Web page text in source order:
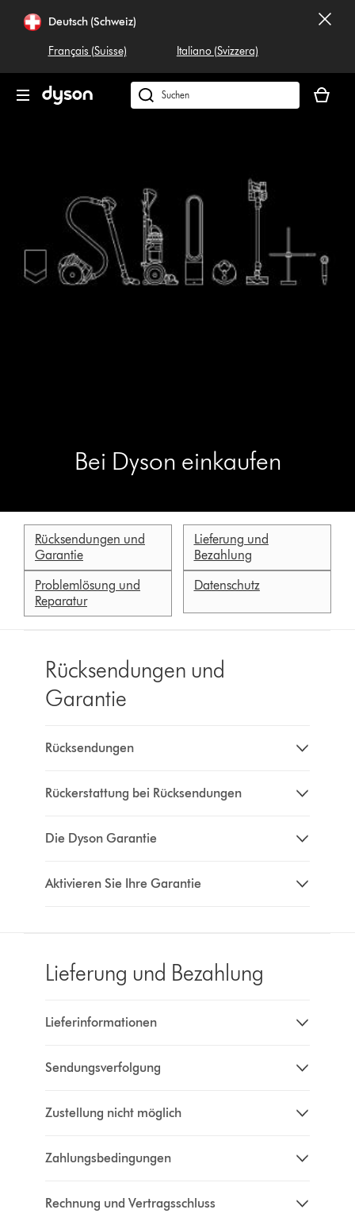
überspringenDeutsch (Schweiz)
Français (Suisse) Italiano (Svizzera)
Dyson.ch
Bei Dyson einkaufen
Rücksendungen und
Garantie
Lieferung und
Bezahlung
Problemlösung und
Reparatur
Datenschutz
Rücksendungen und
Garantie
Rücksendungen
Rückerstattung bei Rücksendungen
Die Dyson Garantie
Aktivieren Sie Ihre Garantie
Lieferung und Bezahlung
Lieferinformationen
Sendungsverfolgung
Zustellung nicht möglich
Zahlungsbedingungen
Rechnung und Vertragsschluss